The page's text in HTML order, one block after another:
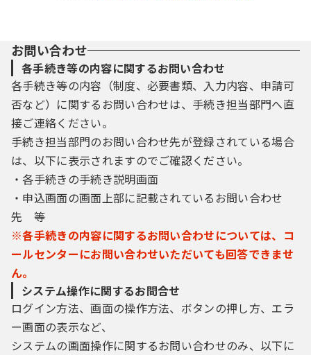
お問い合わせ
各手続き等の内容に関するお問い合わせ
各手続き等の内容（制度、必要書類、入力内容、申請可
否など）に関するお問い合わせは、手続き担当部門へ直
接ご連絡ください。
手続き担当部門のお問い合わせ先が登録されている場合
は、以下に表示されますのでご確認ください。
・各手続きの手続き説明画面
・申込画面の画面上部に記載されているお問い合わせ
先 等
※各手続きの内容に関するお問い合わせについては、コ
ールセンターにお問い合わせいただいても回答できませ
ん。
システム操作に関するお問合せ
ログイン方法、画面の操作方法、ボタンの押し方、エラ
ー画面の表示など、
システムの画面操作に関するお問い合わせのみ、以下に